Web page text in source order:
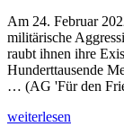
Am 24. Februar
militärische
raubt ihnen ihre
Hunderttausende
… (AG 'Für den
weiterlesen